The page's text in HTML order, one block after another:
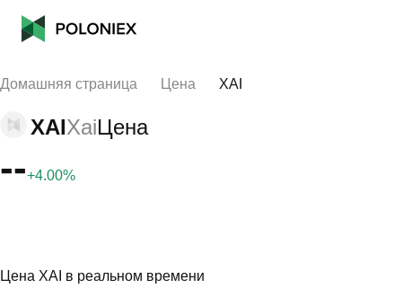
Домашняя страница Цена XAI
XAIXaiЦена
--+4.00%
Цена XAI в реальном времени